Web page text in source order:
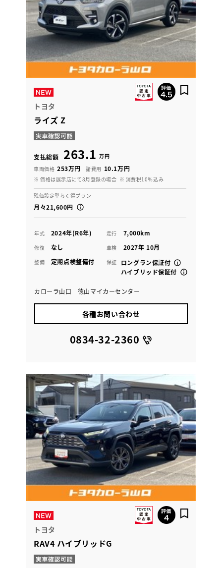
トヨタ
ライズ Z
支払総額 263.1 万円
車両価格 253万円 諸費用 10.1万円
※ 価格は展示店にて8月登録の場合 ※ 消費税10％込み
残価設定型らく得プラン
月々21,600円
年式 2024年(R6年) 走行 7,000km
修復 なし 車検 2027年 10月
整備 定期点検整備付 保証
ロングラン保証付
ハイブリッド保証付
カローラ山口 徳山マイカーセンター
各種お問い合わせ
0834-32-2360
トヨタ
RAV4 ハイブリッドG